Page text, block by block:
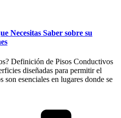
Necesitas Saber sobre su
Definición de Pisos Conductivos
diseñadas para permitir el
son esenciales en lugares donde se